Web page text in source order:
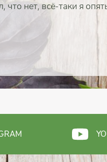
что нет, всё-таки я